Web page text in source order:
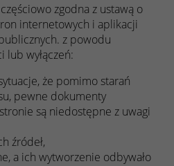
zgodna z ustawą o
internetowych i aplikacji
z powodu
lub wyłączeń:
że pomimo starań
pewne dokumenty
są niedostępne z uwagi
źródeł,
a ich wytworzenie odbywało